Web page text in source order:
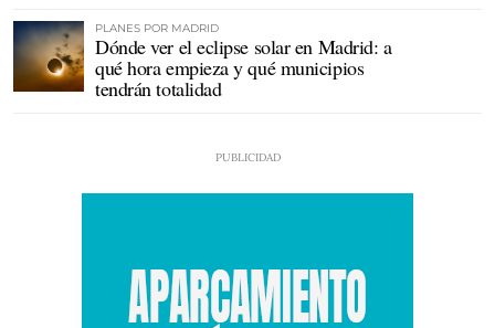
PLANES POR MADRID
Dónde ver el eclipse solar en Madrid: a
qué hora empieza y qué municipios
tendrán totalidad